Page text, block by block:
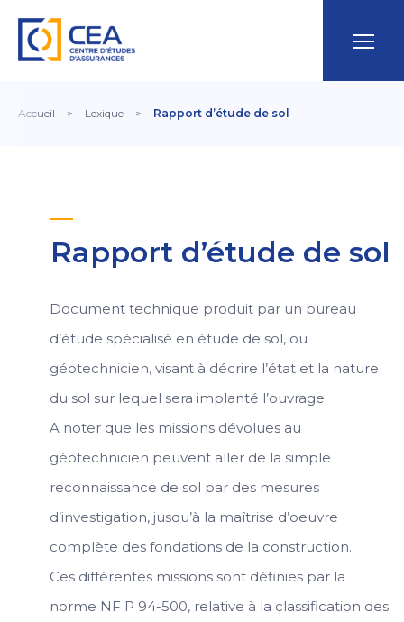
Accueil > Lexique > Rapport d’étude de sol
Rapport d’étude de sol
Document technique produit par un bureau
d’étude spécialisé en étude de sol, ou
géotechnicien, visant à décrire l’état et la nature
du sol sur lequel sera implanté l’ouvrage.
A noter que les missions dévolues au
géotechnicien peuvent aller de la simple
reconnaissance de sol par des mesures
d’investigation, jusqu’à la maîtrise d’oeuvre
complète des fondations de la construction.
Ces différentes missions sont définies par la
norme NF P 94-500, relative à la classification des